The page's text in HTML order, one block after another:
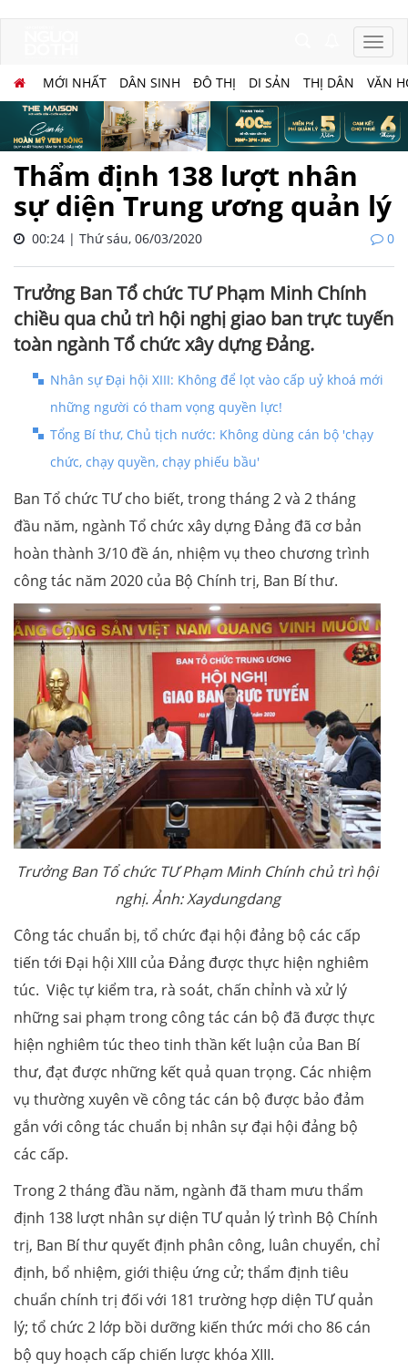
MỚI NHẤT DÂN SINH ĐÔ THỊ DI SẢN THỊ DÂN VĂN
Thẩm định 138 lượt nhân
sự diện Trung ương quản lý
00:24 | Thứ sáu, 06/03/2020 0
Trưởng Ban Tổ chức TƯ Phạm Minh Chính
chiều qua chủ trì hội nghị giao ban trực tuyến
toàn ngành Tổ chức xây dựng Đảng.
Nhân sự Đại hội XIII: Không để lọt vào cấp uỷ khoá mới
những người có tham vọng quyền lực!
Tổng Bí thư, Chủ tịch nước: Không dùng cán bộ 'chạy
chức, chạy quyền, chạy phiếu bầu'
Ban Tổ chức TƯ cho biết, trong tháng 2 và 2 tháng
đầu năm, ngành Tổ chức xây dựng Đảng đã cơ bản
hoàn thành 3/10 đề án, nhiệm vụ theo chương trình
công tác năm 2020 của Bộ Chính trị, Ban Bí thư.
Trưởng Ban Tổ chức TƯ Phạm Minh Chính chủ trì hội
nghị. Ảnh: Xaydungdang
Công tác chuẩn bị, tổ chức đại hội đảng bộ các cấp
tiến tới Đại hội XIII của Đảng được thực hiện nghiêm
túc. Việc tự kiểm tra, rà soát, chấn chỉnh và xử lý
những sai phạm trong công tác cán bộ đã được thực
hiện nghiêm túc theo tinh thần kết luận của Ban Bí
thư, đạt được những kết quả quan trọng. Các nhiệm
vụ thường xuyên về công tác cán bộ được bảo đảm
gắn với công tác chuẩn bị nhân sự đại hội đảng bộ
các cấp.
Trong 2 tháng đầu năm, ngành đã tham mưu thẩm
định 138 lượt nhân sự diện TƯ quản lý trình Bộ Chính
trị, Ban Bí thư quyết định phân công, luân chuyển, chỉ
định, bổ nhiệm, giới thiệu ứng cử; thẩm định tiêu
chuẩn chính trị đối với 181 trường hợp diện TƯ quản
lý; tổ chức 2 lớp bồi dưỡng kiến thức mới cho 86 cán
bộ quy hoạch cấp chiến lược khóa XIII.